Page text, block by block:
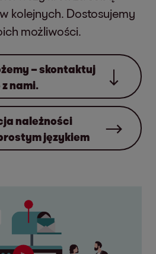
kolejnych. Dostosujemy
możliwości.
– skontaktuj
z nami.
należności
językiem